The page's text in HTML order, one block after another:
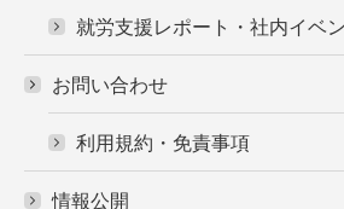
就労支援レポート・社内イベ
お問い合わせ
利用規約・免責事項
情報公開